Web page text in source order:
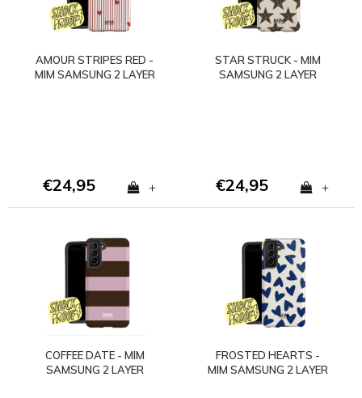
AMOUR STRIPES RED -
MIM SAMSUNG 2 LAYER
€24,95 +
STAR STRUCK - MIM
SAMSUNG 2 LAYER
€24,95 +
COFFEE DATE - MIM
SAMSUNG 2 LAYER
FROSTED HEARTS -
MIM SAMSUNG 2 LAYER